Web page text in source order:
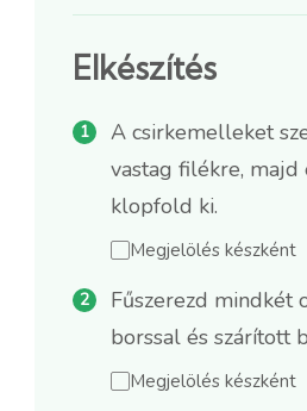
Elkészítés
A csirkemelleket
vastag filékre, majd
klopfold ki.
Megjelölés készként
Fűszerezd mindkét
borssal és szárított
Megjelölés készként